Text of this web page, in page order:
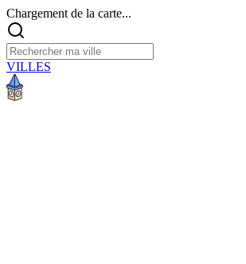
Chargement de la carte...
VILLES